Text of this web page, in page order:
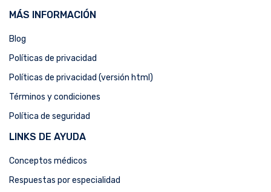
MÁS INFORMACIÓN
Blog
Políticas de privacidad
Políticas de privacidad (versión html)
Términos y condiciones
Política de seguridad
LINKS DE AYUDA
Conceptos médicos
Respuestas por especialidad